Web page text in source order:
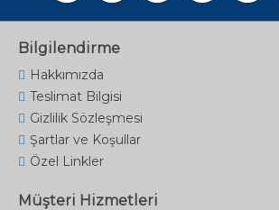
Bilgilendirme
Hakkımızda
Teslimat Bilgisi
Gizlilik Sözleşmesi
Şartlar ve Koşullar
Özel Linkler
Müşteri Hizmetleri